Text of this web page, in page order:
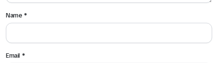
Name*
Email *